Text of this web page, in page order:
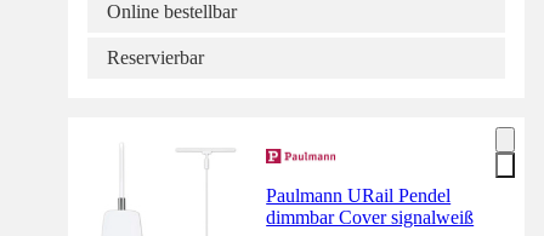
Online bestellbar
Reservierbar
Paulmann URail Pendel
dimmbar Cover signalweiß